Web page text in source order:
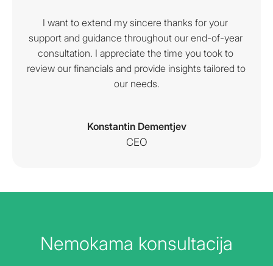
I want to extend my sincere thanks for your
support and guidance throughout our end-of-year
consultation. I appreciate the time you took to
review our financials and provide insights tailored to
our needs.
Konstantin Dementjev
CEO
Nemokama konsultacija